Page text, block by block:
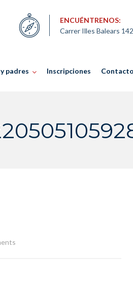
ENCUÉNTRENOS:
Carrer Illes Balears
padres Inscripciones Contacto